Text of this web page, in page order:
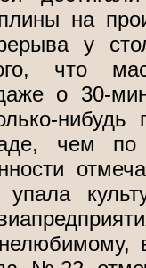
на
у
что
о 30-
нибудь
чем по
упала